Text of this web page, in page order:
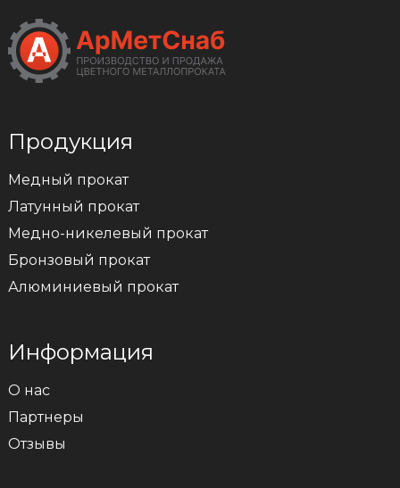
Продукция
Медный прокат
Латунный прокат
Медно-никелевый прокат
Бронзовый прокат
Алюминиевый прокат
Информация
О нас
Партнеры
Отзывы